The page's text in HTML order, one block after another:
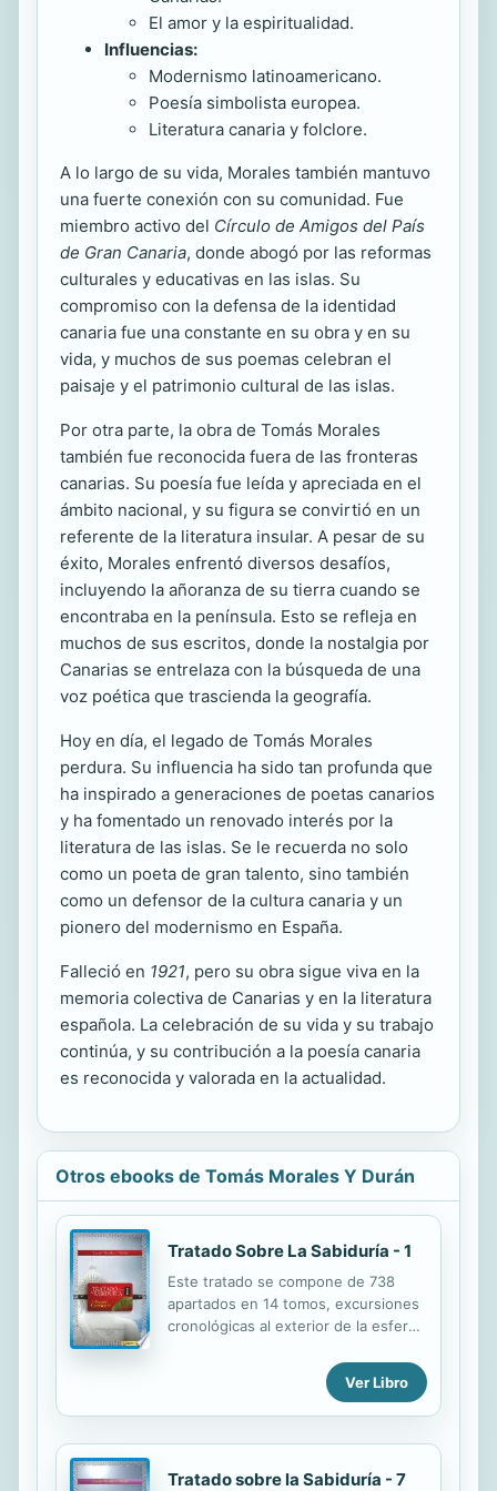
El amor y la espiritualidad.
Influencias:
Modernismo latinoamericano.
Poesía simbolista europea.
Literatura canaria y folclore.
A lo largo de su vida, Morales también mantuvo
una fuerte conexión con su comunidad. Fue
miembro activo del Círculo de Amigos del País
de Gran Canaria, donde abogó por las reformas
culturales y educativas en las islas. Su
compromiso con la defensa de la identidad
canaria fue una constante en su obra y en su
vida, y muchos de sus poemas celebran el
paisaje y el patrimonio cultural de las islas.
Por otra parte, la obra de Tomás Morales
también fue reconocida fuera de las fronteras
canarias. Su poesía fue leída y apreciada en el
ámbito nacional, y su figura se convirtió en un
referente de la literatura insular. A pesar de su
éxito, Morales enfrentó diversos desafíos,
incluyendo la añoranza de su tierra cuando se
encontraba en la península. Esto se refleja en
muchos de sus escritos, donde la nostalgia por
Canarias se entrelaza con la búsqueda de una
voz poética que trascienda la geografía.
Hoy en día, el legado de Tomás Morales
perdura. Su influencia ha sido tan profunda que
ha inspirado a generaciones de poetas canarios
y ha fomentado un renovado interés por la
literatura de las islas. Se le recuerda no solo
como un poeta de gran talento, sino también
como un defensor de la cultura canaria y un
pionero del modernismo en España.
Falleció en 1921, pero su obra sigue viva en la
memoria colectiva de Canarias y en la literatura
española. La celebración de su vida y su trabajo
continúa, y su contribución a la poesía canaria
es reconocida y valorada en la actualidad.
Otros ebooks de Tomás Morales Y Durán
Tratado Sobre La Sabiduría - 1
Este tratado se compone de 738
apartados en 14 tomos, excursiones
cronológicas al exterior de la esfera,
la realidad y los reintroduce
convirtiéndolos en conceptos para
poder ser recordados, organizados
ofrece la visión más clara,
Ver Libro
Tratado sobre la Sabiduría - 7